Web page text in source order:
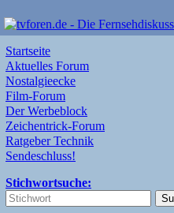
Startseite
Aktuelles Forum
Nostalgieecke
Film-Forum
Der Werbeblock
Zeichentrick-Forum
Ratgeber Technik
Sendeschluss!
Stichwortsuche: